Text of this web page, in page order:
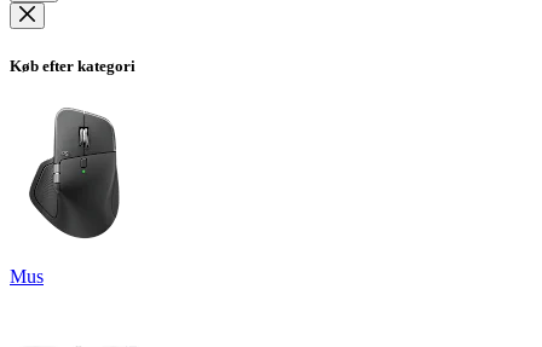
Køb efter kategori
Mus